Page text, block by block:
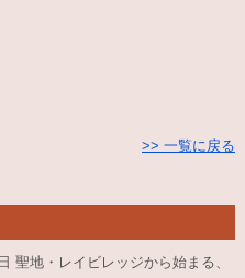
>> 一覧に戻る
聖地・レイビレッジから始まる、